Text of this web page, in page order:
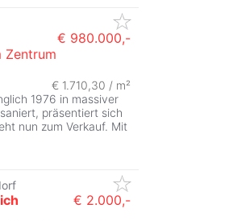
Zentrum
€ 980.000,-
€ 1.710,30 / m²
1976 in massiver
präsentiert sich
nun zum Verkauf. Mit
€ 2.000,-